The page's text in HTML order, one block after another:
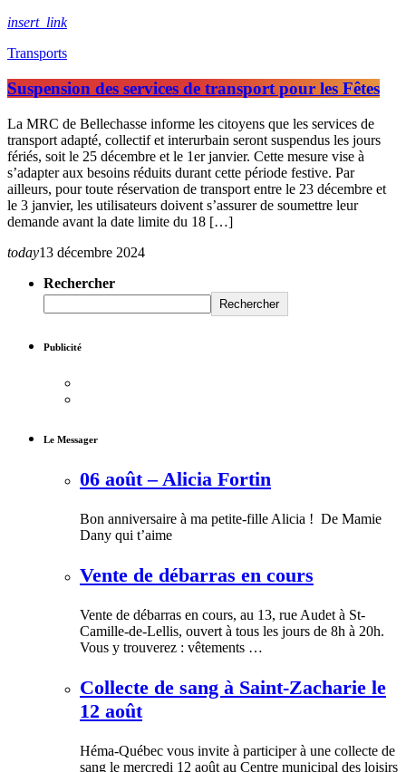
insert_link
Transports
Suspension des services de transport pour les Fêtes
La MRC de Bellechasse informe les citoyens que les services de
transport adapté, collectif et interurbain seront suspendus les jours
fériés, soit le 25 décembre et le 1er janvier. Cette mesure vise à
s’adapter aux besoins réduits durant cette période festive. Par
ailleurs, pour toute réservation de transport entre le 23 décembre et
le 3 janvier, les utilisateurs doivent s’assurer de soumettre leur
demande avant la date limite du 18 […]
today13 décembre 2024
Rechercher
Rechercher
Publicité
Le Messager
06 août – Alicia Fortin
Bon anniversaire à ma petite-fille Alicia ! De Mamie
Dany qui t’aime
Vente de débarras en cours
Vente de débarras en cours, au 13, rue Audet à St-
Camille-de-Lellis, ouvert à tous les jours de 8h à 20h.
Vous y trouverez : vêtements …
Collecte de sang à Saint-Zacharie le
12 août
Héma-Québec vous invite à participer à une collecte de
sang le mercredi 12 août au Centre municipal des loisirs